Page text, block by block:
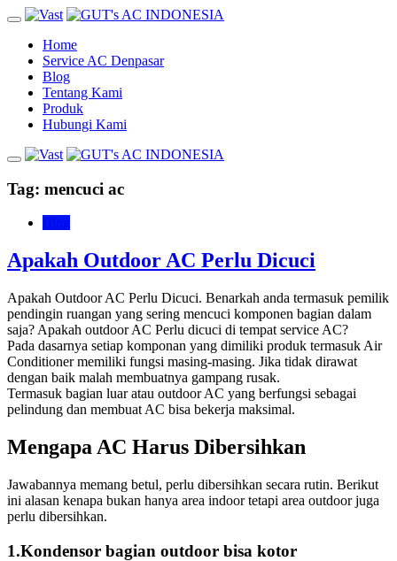
Home
Service AC Denpasar
Blog
Tentang Kami
Produk
Hubungi Kami
Tag: mencuci ac
Apakah Outdoor AC Perlu Dicuci
Apakah Outdoor AC Perlu Dicuci. Benarkah anda termasuk pemilik
pendingin ruangan yang sering mencuci komponen bagian dalam
saja? Apakah outdoor AC Perlu dicuci di tempat service AC?
Pada dasarnya setiap komponan yang dimiliki produk termasuk Air
Conditioner memiliki fungsi masing-masing. Jika tidak dirawat
dengan baik malah membuatnya gampang rusak.
Termasuk bagian luar atau outdoor AC yang berfungsi sebagai
pelindung dan membuat AC bisa bekerja maksimal.
Mengapa AC Harus Dibersihkan
Jawabannya memang betul, perlu dibersihkan secara rutin. Berikut
ini alasan kenapa bukan hanya area indoor tetapi area outdoor juga
perlu dibersihkan.
1.Kondensor bagian outdoor bisa kotor